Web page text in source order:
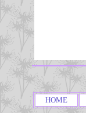
HOME